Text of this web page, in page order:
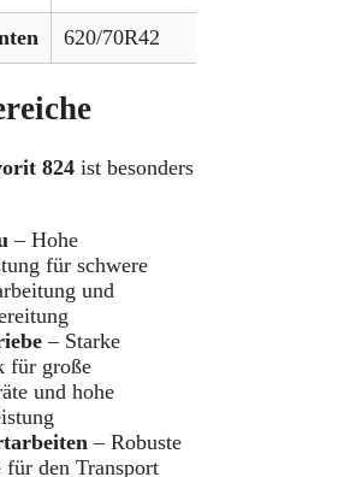
620/70R42
824 ist besonders
– Hohe
für schwere
und
– Starke
für große
und hohe
– Robuste
für den Transport